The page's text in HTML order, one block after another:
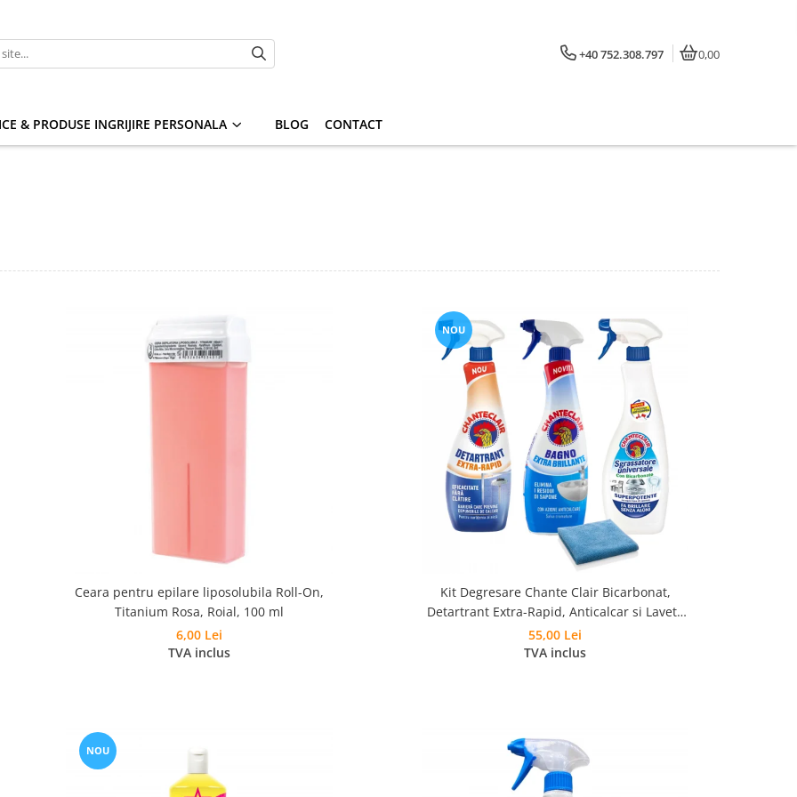
+40 752.308.797 0,00
& PRODUSE INGRIJIRE PERSONALA BLOG CONTACT
Ceara pentru epilare liposolubila Roll-On,
Titanium Rosa, Roial, 100 ml
6,00 Lei
TVA inclus
NOU
Kit Degresare Chante Clair Bicarbonat,
Detartrant Extra-Rapid, Anticalcar si Laveta
Microfibra
55,00 Lei
TVA inclus
NOU